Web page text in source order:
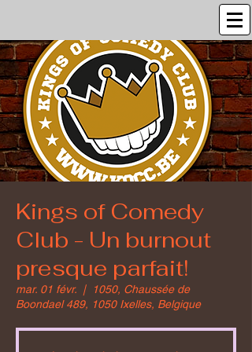
Kings of Comedy
Club - Un burnout
presque parfait!
mar. 01 févr.
  |
1050, Chaussée de
Boondael 489, 1050 Ixelles, Belgique